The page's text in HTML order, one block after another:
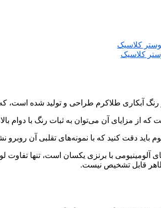
کلاسیک
کلاسیک
که از مزایای آن می‌توان به ثبات رنگ با دوام
باید دقت کنید که با نمونه‌های تقلبی آن
با برنزی یکسان است، تنها تفاوت
قابل تشخیص نیست.